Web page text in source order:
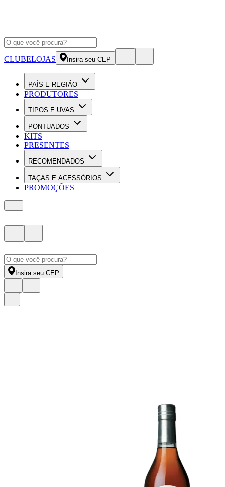
CLUBELOJAS Insira seu CEP
PAÍS E REGIÃO
PRODUTORES
TIPOS E UVAS
PONTUADOS
KITS
PRESENTES
RECOMENDADOS
TAÇAS E ACESSÓRIOS
PROMOÇÕES
Insira seu CEP